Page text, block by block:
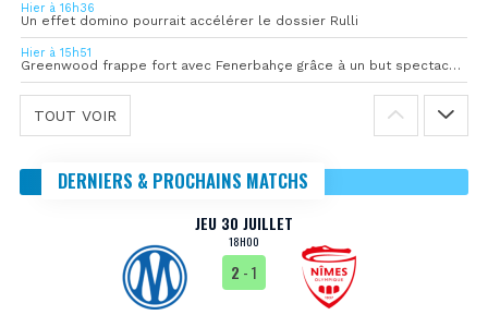
Hier à 16h36
Un effet domino pourrait accélérer le dossier Rulli
Hier à 15h51
Greenwood frappe fort avec Fenerbahçe grâce à un but spectaculaire
TOUT VOIR
DERNIERS & PROCHAINS MATCHS
JEU 30 JUILLET
18H00
2 - 1